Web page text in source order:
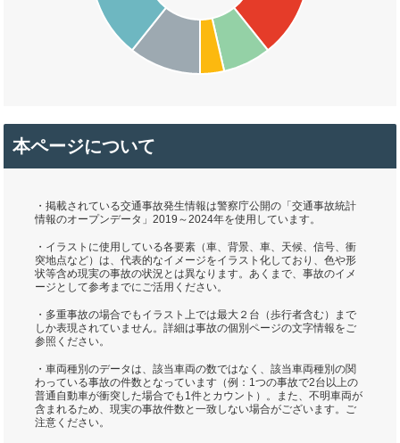
本ページについて
・掲載されている交通事故発生情報は警察庁公開の「交通事故統計
情報のオープンデータ」2019～2024年を使用しています。
・イラストに使用している各要素（車、背景、車、天候、信号、衝
突地点など）は、代表的なイメージをイラスト化しており、色や形
状等含め現実の事故の状況とは異なります。あくまで、事故のイメ
ージとして参考までにご活用ください。
・多重事故の場合でもイラスト上では最大２台（歩行者含む）まで
しか表現されていません。詳細は事故の個別ページの文字情報をご
参照ください。
・車両種別のデータは、該当車両の数ではなく、該当車両種別の関
わっている事故の件数となっています（例：1つの事故で2台以上の
普通自動車が衝突した場合でも1件とカウント）。また、不明車両が
含まれるため、現実の事故件数と一致しない場合がございます。ご
注意ください。